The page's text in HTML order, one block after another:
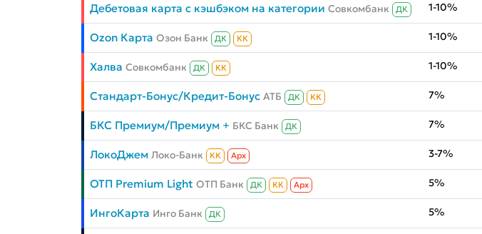
Дебетовая карта с кэшбэком на категории Совкомбанк ДК 1-10%
Ozon Карта Озон Банк ДК КК 1-10%
Халва Совкомбанк ДК КК 1-10%
Стандарт-Бонус/Кредит-Бонус АТБ ДК КК 7%
БКС Премиум/Премиум + БКС Банк ДК 7%
ЛокоДжем Локо-Банк КК Aрх 3-7%
ОТП Premium Light ОТП Банк ДК КК Aрх 5%
ИнгоКарта Инго Банк ДК 5%